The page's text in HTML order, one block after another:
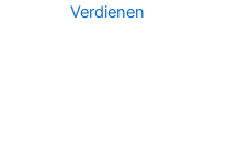
Verdienen